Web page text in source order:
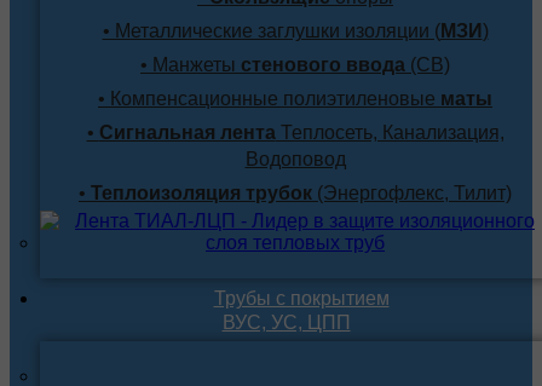
• Металлические заглушки изоляции (МЗИ )
• Манжеты стенового ввода (СВ)
• Компенсационные полиэтиленовые маты
• Сигнальная лентаТеплосеть, Канализация,
Водоповод
• Теплоизоляция трубок (Энергофлекс, Тилит)
Трубы с покрытием
ВУС, УС, ЦПП